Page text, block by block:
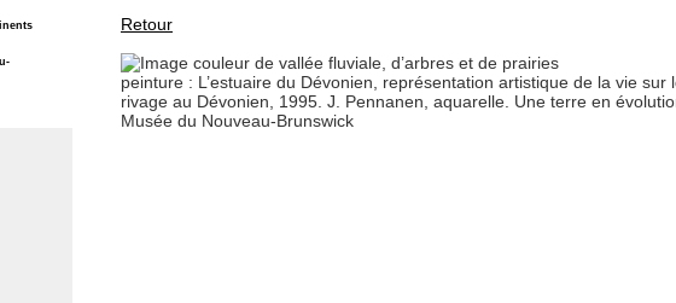
Retour
peinture : L’estuaire du Dévonien, représentation artistique de la vie sur
rivage au Dévonien, 1995. J. Pennanen, aquarelle. Une terre en
Musée du Nouveau-Brunswick